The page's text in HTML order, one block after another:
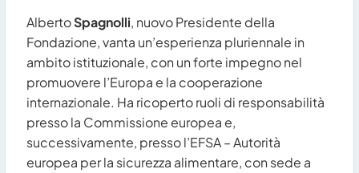
AlbertoSpagnolli, nuovo Presidente della
Fondazione, vanta un’esperienza pluriennale in
ambito istituzionale, con un forte impegno nel
promuovere l’Europa e la cooperazione
internazionale. Ha ricoperto ruoli di responsabilità
presso la Commissione europea e,
successivamente, presso l’EFSA – Autorità
europea per la sicurezza alimentare, con sede a